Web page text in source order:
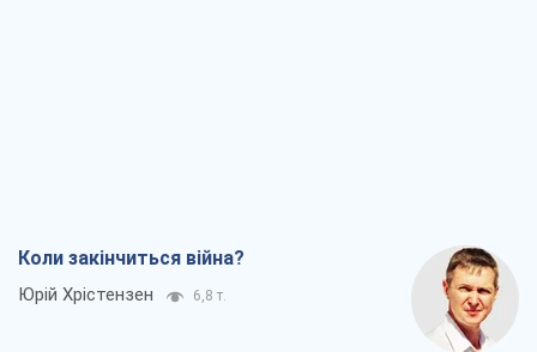
Коли закінчиться війна?
Юрій Хрістензен 6,8 т.